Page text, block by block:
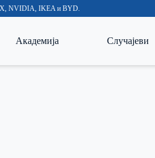
NVIDIA, IKEA и BYD.
Академија Случајеви